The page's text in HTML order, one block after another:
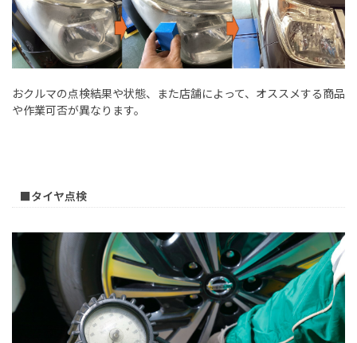
おクルマの点検結果や状態、また店舗によって、オススメする商品
や作業可否が異なります。
■タイヤ点検